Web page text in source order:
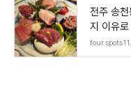
전주 송천
지 이유